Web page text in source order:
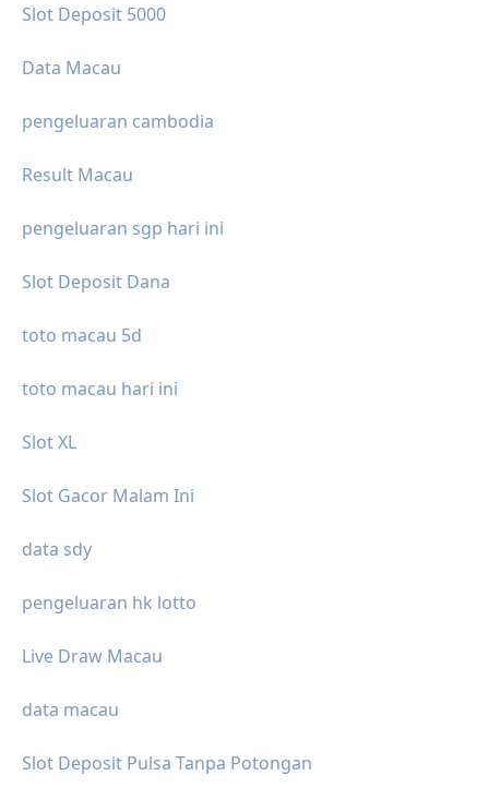
Slot Deposit 5000
Data Macau
pengeluaran cambodia
Result Macau
pengeluaran sgp hari ini
Slot Deposit Dana
toto macau 5d
toto macau hari ini
Slot XL
Slot Gacor Malam Ini
data sdy
pengeluaran hk lotto
Live Draw Macau
data macau
Slot Deposit Pulsa Tanpa Potongan